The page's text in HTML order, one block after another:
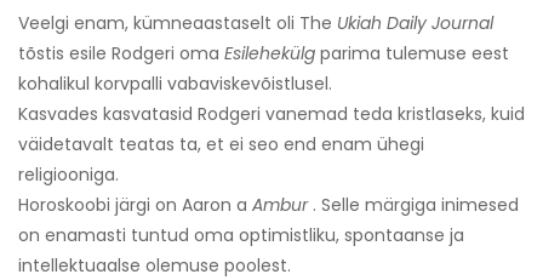
Veelgi enam, kümneaastaselt oli The Ukiah Daily Journal
tõstis esile Rodgeri oma Esilehekülg parima tulemuse eest
kohalikul korvpalli vabaviskevõistlusel.
Kasvades kasvatasid Rodgeri vanemad teda kristlaseks, kuid
väidetavalt teatas ta, et ei seo end enam ühegi
religiooniga.
Horoskoobi järgi on Aaron a Ambur. Selle märgiga inimesed
on enamasti tuntud oma optimistliku, spontaanse ja
intellektuaalse olemuse poolest.